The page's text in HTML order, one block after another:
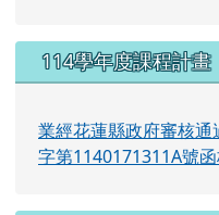
114學年度課程計畫
業經花蓮縣政府審核
字第1140171311A號